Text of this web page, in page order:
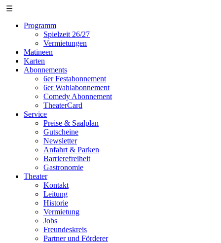
☰
Programm
Spielzeit 26/27
Vermietungen
Matineen
Karten
Abonnements
6er Festabonnement
6er Wahlabonnement
Comedy Abonnement
TheaterCard
Service
Preise & Saalplan
Gutscheine
Newsletter
Anfahrt & Parken
Barrierefreiheit
Gastronomie
Theater
Kontakt
Leitung
Historie
Vermietung
Jobs
Freundeskreis
Partner und Förderer